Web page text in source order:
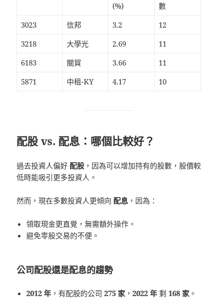
(%)
數
3023
信邦 3.2
12
3218
大學光 2.69
11
6183
關貿 3.66
11
5871
中租-KY 4.17 10
配股 vs. 配息：哪個比較好？
過去投資人偏好配股 ，因為可以增加持有的股數，股價較
低時能吸引更多投資人。
然而，現在多數投資人更傾向配息 ，因為：
領取現金更直覺，無需額外操作。
避免零股交易的不便。
公司配股還是配息的趨勢
2012 年 ，有配股的公司275 家 ，2022 年 剩168 家 。